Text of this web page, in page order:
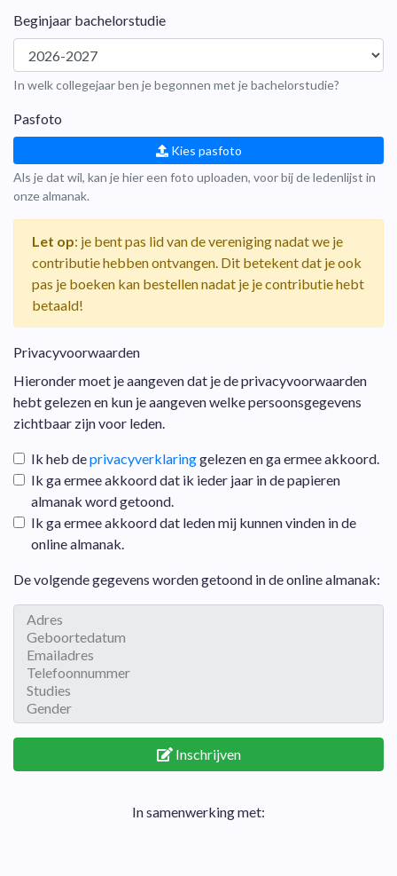
Beginjaar bachelorstudie
In welk collegejaar ben je begonnen met je bachelorstudie?
Pasfoto
Kies pasfoto
Als je dat wil, kan je hier een foto uploaden, voor bij de ledenlijst in
onze almanak.
Let op: je bent pas lid van de vereniging nadat we je
contributie hebben ontvangen. Dit betekent dat je ook
pas je boeken kan bestellen nadat je je contributie hebt
betaald!
Privacyvoorwaarden
Hieronder moet je aangeven dat je de privacyvoorwaarden
hebt gelezen en kun je aangeven welke persoonsgegevens
zichtbaar zijn voor leden.
Ik heb deprivacyverklaringgelezen en ga ermee akkoord.
Ik ga ermee akkoord dat ik ieder jaar in de papieren
almanak word getoond.
Ik ga ermee akkoord dat leden mij kunnen vinden in de
online almanak.
De volgende gegevens worden getoond in de online almanak:
Inschrijven
In samenwerking met: